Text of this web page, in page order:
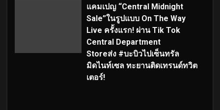
แคมเปญ “Central Midnight
Sale”ในรูปแบบ On The Way
Live ครั้งแรก! ผ่าน Tik Tok
Central Department
Storeส่ง #บะบิวไปเซ็นทรัล
มิดไนท์เซล ทะยานติดเทรนด์ทวิต
เตอร์!